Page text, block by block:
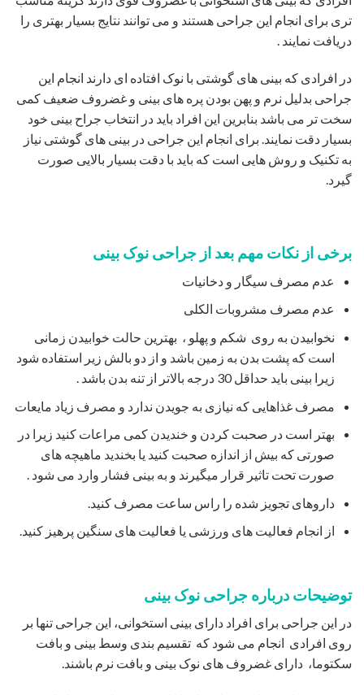
تری برای انجام این جراحی هستند و می توانند نتایج بسیار بهتری را
دریافت نمایند .
در افرادی که بینی های گوشتی با نوک افتاده ای دارند انجام این
جراحی بدلیل نرم و پهن بودن پره های بینی و غضروف ضعیف کمی
سخت تر می باشد بنابرین این افراد باید در انتخاب جراح بینی خود
بسیار دقت نمایند. برای انجام این جراحی در بینی های گوشتی نیاز
به تکنیک و روش هایی است که باید با دقت بسیار بالایی صورت
گیرد.
برخی از نکات مهم بعد از جراحی نوک بینی
عدم مصرف سیگار و دخانیات
عدم مصرف مشروبات الکلی
نخوابیدن به روی شکم و پهلو ، بهترین حالت خوابیدن زمانی
است که پشت بدن به زمین باشد و از دو بالش زیر استفاده شود
زیرا بینی باید حداقل 30 درجه بالاتر از تنه بدن باشد .
مصرف غذاهایی که نیازی به جویدن ندارد و مصرف زیاد مایعات
بهتر است در صحبت کردن و خندیدن کمی مراعات کنید زیرا در
صورتی که بیش از اندازه صحبت کنید یا بخندید ماهیچه های
صورت تحت تاثیر قرار میگیرند و به بینی فشار وارد می شود .
داروهای تجویز شده را راس ساعت مصرف کنید.
از انجام فعالیت های ورزشی یا فعالیت های سنگین پرهیز کنید.
توضیحات درباره جراحی نوک بینی
در این جراحی برای افراد دارای بینی استخوانی، این جراحی تنها بر
روی افرادی انجام می شود که تقسیم بندی وسط بینی و بافت
سکتوما، دارای غضروف های نوک بینی و بافت نرم باشند.